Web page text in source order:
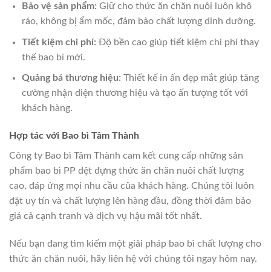
Bảo vệ sản phẩm: Giữ cho thức ăn chăn nuôi luôn khô
ráo, không bị ẩm mốc, đảm bảo chất lượng dinh dưỡng.
Tiết kiệm chi phí: Độ bền cao giúp tiết kiệm chi phí thay
thế bao bì mới.
Quảng bá thương hiệu: Thiết kế in ấn đẹp mắt giúp tăng
cường nhận diện thương hiệu và tạo ấn tượng tốt với
khách hàng.
Hợp tác với Bao bì Tâm Thành
Công ty Bao bì Tâm Thành cam kết cung cấp những sản
phẩm bao bì PP dệt đựng thức ăn chăn nuôi chất lượng
cao, đáp ứng mọi nhu cầu của khách hàng. Chúng tôi luôn
đặt uy tín và chất lượng lên hàng đầu, đồng thời đảm bảo
giá cả cạnh tranh và dịch vụ hậu mãi tốt nhất.
Nếu bạn đang tìm kiếm một giải pháp bao bì chất lượng cho
thức ăn chăn nuôi, hãy liên hệ với chúng tôi ngay hôm nay.